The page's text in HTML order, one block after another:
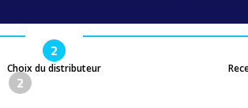
2
Choix du distributeur
2